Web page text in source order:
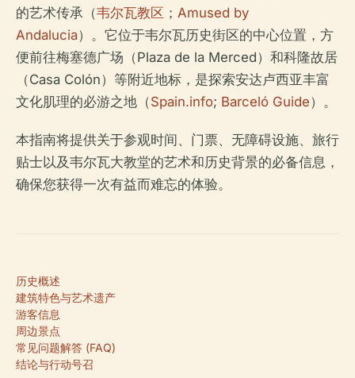
的艺术传承（韦尔瓦教区 ； Amused by
Andalucia）。它位于韦尔瓦历史街区的中心位置，方
便前往梅塞德广场（Plaza de la Merced）和科隆故居
（Casa Colón）等附近地标，是探索安达卢西亚丰富
文化肌理的必游之地（Spain.info; Barceló Guide）。
本指南将提供关于参观时间、门票、无障碍设施、旅行
贴士以及韦尔瓦大教堂的艺术和历史背景的必备信息，
确保您获得一次有益而难忘的体验。
历史概述
建筑特色与艺术遗产
游客信息
周边景点
常见问题解答 (FAQ)
结论与行动号召